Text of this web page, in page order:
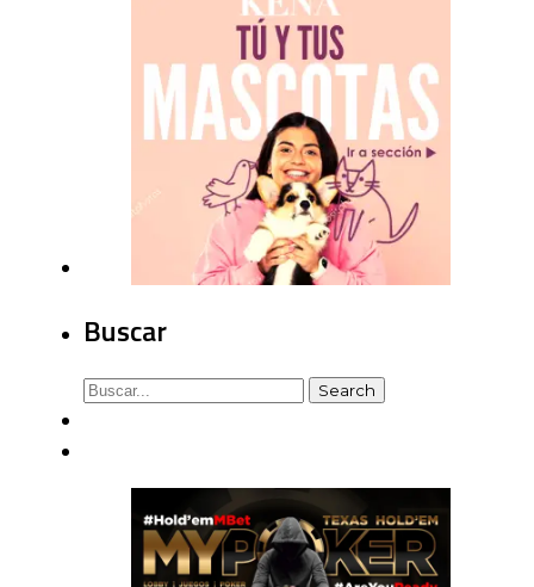
Buscar